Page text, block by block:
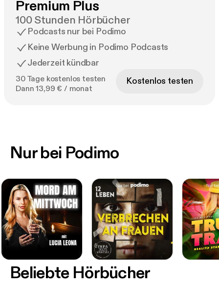
Premium Plus
100 Stunden Hörbücher
Podcasts nur bei Podimo
Keine Werbung in Podimo Podcasts
Jederzeit kündbar
30 Tage kostenlos testen
Dann 13,99 € / monat
Kostenlos testen
Nur bei Podimo
Beliebte Hörbücher